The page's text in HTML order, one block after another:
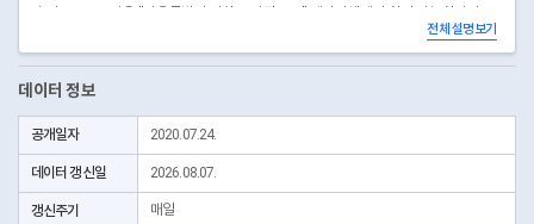
(https://data.seoul.go.kr/dataList/OA-22872/S/1/datasetView.do)전체 설명보기
데이터 정보
공개일자 2020.07.24.
데이터 갱신일 2026.08.07.
갱신주기 매일